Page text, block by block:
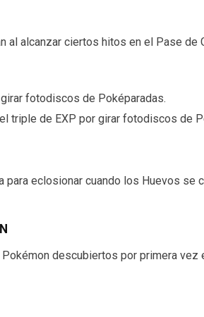
al alcanzar ciertos hitos en el Pase de
fotodiscos de Poképaradas.
triple de EXP por girar fotodiscos de
para eclosionar cuando los Huevos se
descubiertos por primera vez